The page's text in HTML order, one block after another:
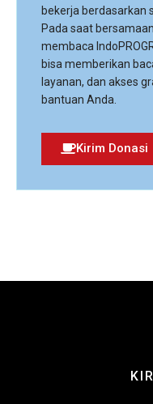
bekerja berdasarkan
Pada saat
membaca
bisa memberikan
layanan, dan akses
bantuan Anda.
Kirim Donasi